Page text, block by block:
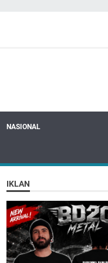
NASIONAL
IKLAN